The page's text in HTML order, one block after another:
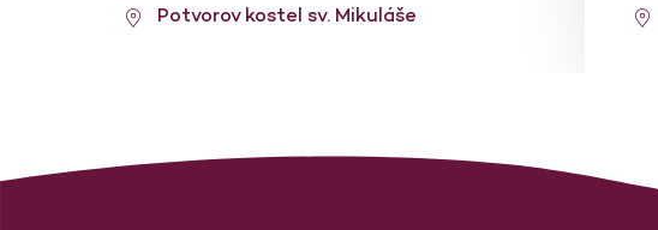
Potvorov kostel sv. Mikuláše